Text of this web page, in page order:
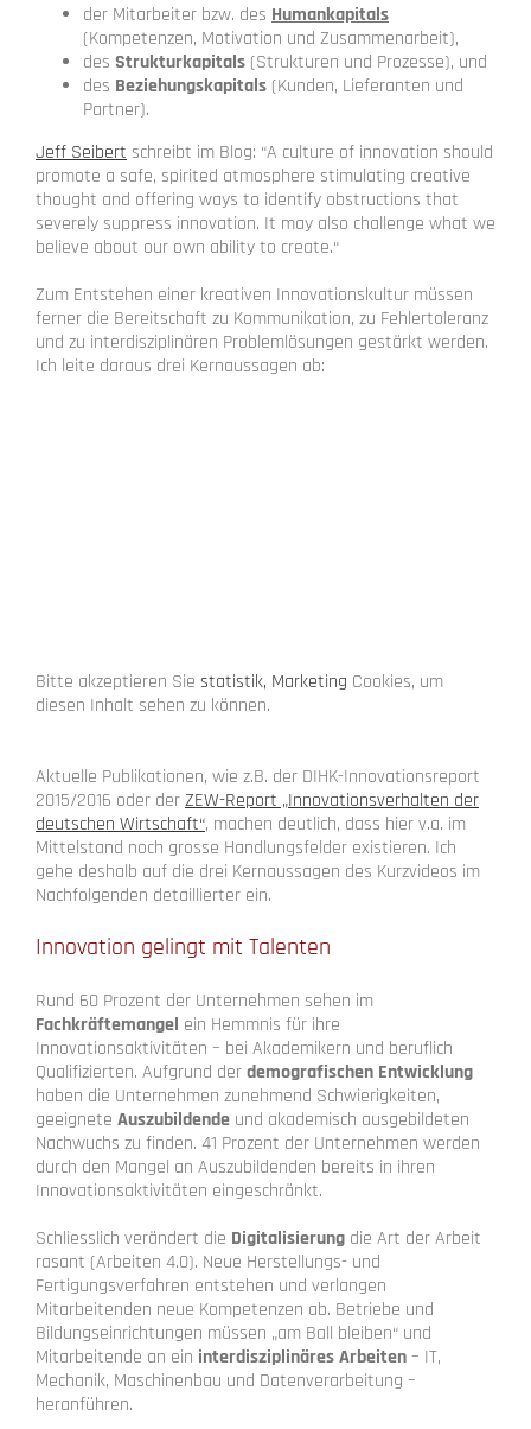
der Mitarbeiter bzw. des Humankapitals
(Kompetenzen, Motivation und Zusammenarbeit),
des Strukturkapitals (Strukturen und Prozesse), und
des Beziehungskapitals (Kunden, Lieferanten und
Partner).
Jeff Seibert schreibt im Blog: “A culture of innovation should
promote a safe, spirited atmosphere stimulating creative
thought and offering ways to identify obstructions that
severely suppress innovation. It may also challenge what we
believe about our own ability to create.“
Zum Entstehen einer kreativen Innovationskultur müssen
ferner die Bereitschaft zu Kommunikation, zu Fehlertoleranz
und zu interdisziplinären Problemlösungen gestärkt werden.
Ich leite daraus drei Kernaussagen ab:
Bitte akzeptieren Sie statistik, Marketing Cookies, um
diesen Inhalt sehen zu können.
Aktuelle Publikationen, wie z.B. der DIHK-Innovationsreport
2015/2016 oder derZEW-Report „Innovationsverhalten der
deutschen Wirtschaft“, machen deutlich, dass hier v.a. im
Mittelstand noch grosse Handlungsfelder existieren. Ich
gehe deshalb auf die drei Kernaussagen des Kurzvideos im
Nachfolgenden detaillierter ein.
Innovation gelingt mit Talenten
Rund 60 Prozent der Unternehmen sehen im
Fachkräftemangel ein Hemmnis für ihre
Innovationsaktivitäten – bei Akademikern und beruflich
Qualifizierten. Aufgrund derdemografischen Entwicklung
haben die Unternehmen zunehmend Schwierigkeiten,
geeignete Auszubildende und akademisch ausgebildeten
Nachwuchs zu finden. 41 Prozent der Unternehmen werden
durch den Mangel an Auszubildenden bereits in ihren
Innovationsaktivitäten eingeschränkt.
Schliesslich verändert die Digitalisierung die Art der Arbeit
rasant (Arbeiten 4.0). Neue Herstellungs- und
Fertigungsverfahren entstehen und verlangen
Mitarbeitenden neue Kompetenzen ab. Betriebe und
Bildungseinrichtungen müssen „am Ball bleiben“ und
Mitarbeitende an ein interdisziplinäres Arbeiten– IT,
Mechanik, Maschinenbau und Datenverarbeitung –
heranführen.